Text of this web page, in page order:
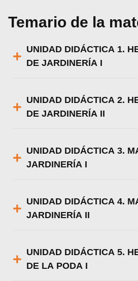
Temario de la
UNIDAD DIDÁCTICA 1.
DE JARDINERÍA I
UNIDAD DIDÁCTICA 2.
DE JARDINERÍA II
UNIDAD DIDÁCTICA 3.
JARDINERÍA I
UNIDAD DIDÁCTICA 4.
JARDINERÍA II
UNIDAD DIDÁCTICA 5.
DE LA PODA I